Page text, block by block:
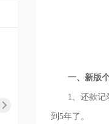
一、新版个
1、还款记录
到5年了。